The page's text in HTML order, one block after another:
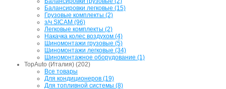
Балансировки легковые (15)
Грузовые комплекты (2)
з/ч SICAM (96)
Легковые комплекты (2)
Накачка колес воздухом (4)
Шиномонтажи грузовые (5)
Шиномонтажи легковые (34)
Шиномонтажное оборудование (1)
TopAuto (Италия) (202)
Все товары
Для кондиционеров (19)
Для топливной системы (8)